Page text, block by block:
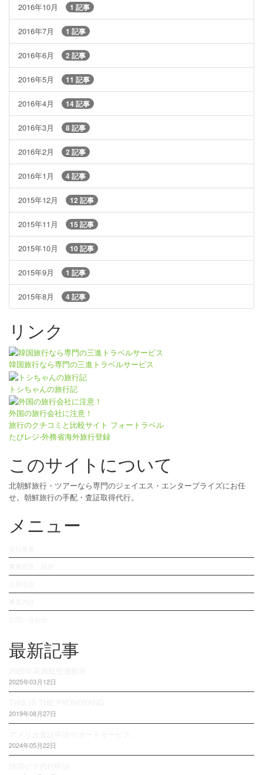
2016年10月 1 記事
2016年7月 1 記事
2016年6月 2 記事
2016年5月 11 記事
2016年4月 14 記事
2016年3月 8 記事
2016年2月 2 記事
2016年1月 4 記事
2015年12月 12 記事
2015年11月 15 記事
2015年10月 10 記事
2015年9月 1 記事
2015年8月 4 記事
リンク
韓国旅行なら専門の三進トラベルサービス
トシちゃんの旅行記
外国の旅行会社に注意！
旅行のクチコミと比較サイト フォートラベル
たびレジ-外務省海外旅行登録
このサイトについて
北朝鮮旅行・ツアーなら専門のジェイエス・エンタープライズにお任
せ。朝鮮旅行の手配・査証取得代行。
メニュー
最新記事
2025年03月12日
2019年08月27日
2024年05月22日